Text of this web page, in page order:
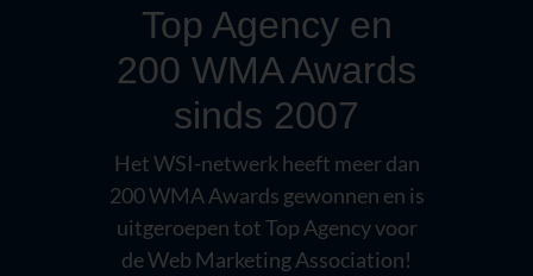
Top Agency en
200 WMA Awards
sinds 2007
Het WSI-netwerk heeft meer dan
200 WMA Awards gewonnen en is
uitgeroepen tot Top Agency voor
de Web Marketing Association!